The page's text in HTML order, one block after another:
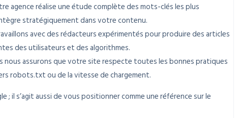
agence réalise une étude complète des mots-clés les plus
stratégiquement dans votre contenu.
avec des rédacteurs expérimentés pour produire des articles
des utilisateurs et des algorithmes.
nous assurons que votre site respecte toutes les bonnes pratiques
robots.txt ou de la vitesse de chargement.
; il s’agit aussi de vous positionner comme une référence sur le